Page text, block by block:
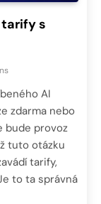
s
AI
zdarma nebo
bude provoz
tuto otázku
tarify,
to ta správná